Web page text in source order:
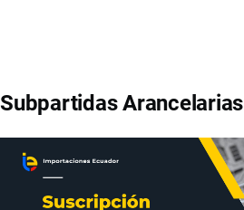
Subpartidas Arancelarias